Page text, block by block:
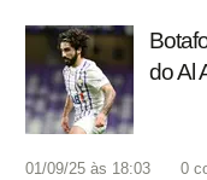
do Al
01/09/25 às 18:03 0